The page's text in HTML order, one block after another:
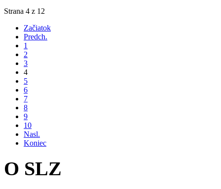
Strana 4 z 12
Začiatok
Predch.
1
2
3
4
5
6
7
8
9
10
Nasl.
Koniec
O SLZ